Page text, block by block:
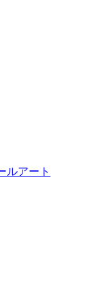
ルアート